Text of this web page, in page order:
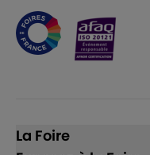
La Foire